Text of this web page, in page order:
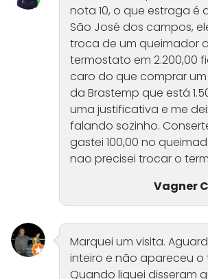
nota 10, o que estraga é
São José dos campos,
troca de um queimador
termostato em 2.200,00
caro do que comprar
da Brastemp que está
uma justificativa e me
falando sozinho.
gastei 100,00 no
nao precisei trocar o
Vagner
Marquei um visita.
inteiro e não apareceu o
Quando liguei disseram